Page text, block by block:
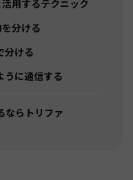
用するテクニック
分ける
分ける
うに通信する
ならトリファ